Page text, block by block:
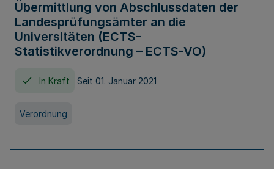
Übermittlung von Abschlussdaten der
Landesprüfungsämter an die
Universitäten (ECTS-
Statistikverordnung – ECTS-VO)
In Kraft Seit 01. Januar 2021
Verordnung